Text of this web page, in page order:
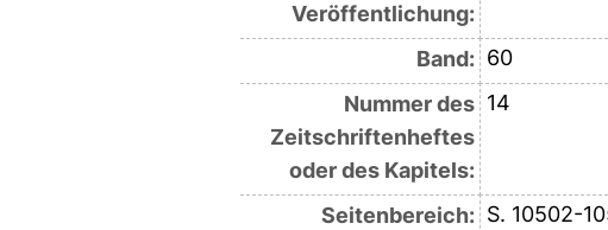
Veröffentlichung:
Band: 60
Nummer des
Zeitschriftenheftes
oder des Kapitels:
14
Seitenbereich: S. 10502-